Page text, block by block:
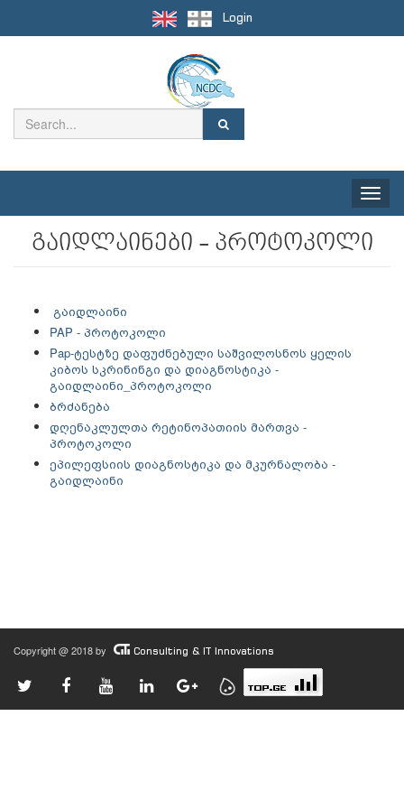
Login
Toggle
გაიდლაინები - პროტოკოლი
გაიდლაინი
PAP - პროტოკოლი
Pap-ტესტზე დაფუძნებული საშვილოსნოს ყელის
კიბოს სკრინინგი და დიაგნოსტიკა -
გაიდლაინი_პროტოკოლი
ბრძანება
დღენაკლულთა რეტინოპათიის მართვა -
პროტოკოლი
ეპილეფსიის დიაგნოსტიკა და მკურნალობა -
გაიდლაინი
Copyright @ 2018 by Consulting & IT Innovations